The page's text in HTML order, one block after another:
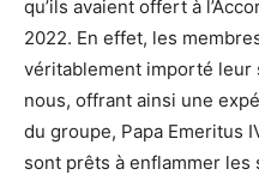
qu’ils avaient offert à
2022. En effet, les
véritablement importé leur
nous, offrant ainsi une
du groupe, Papa Emeritus
sont prêts à enflammer les